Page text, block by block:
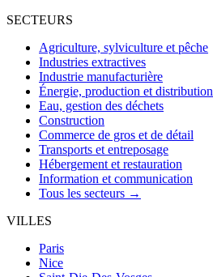
SECTEURS
Agriculture, sylviculture et pêche
Industries extractives
Industrie manufacturière
Énergie, production et distribution
Eau, gestion des déchets
Construction
Commerce de gros et de détail
Transports et entreposage
Hébergement et restauration
Information et communication
Tous les secteurs →
VILLES
Paris
Nice